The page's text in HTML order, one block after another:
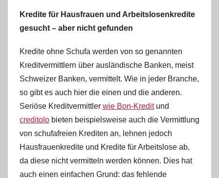
Kredite für Hausfrauen und Arbeitslosenkredite
gesucht – aber nicht gefunden
Kredite ohne Schufa werden von so genannten
Kreditvermittlern über ausländische Banken, meist
Schweizer Banken, vermittelt. Wie in jeder Branche,
so gibt es auch hier die einen und die anderen.
Seriöse Kreditvermittler wie Bon-Kreditund
creditolo bieten beispielsweise auch die Vermittlung
von schufafreien Krediten an, lehnen jedoch
Hausfrauenkredite und Kredite für Arbeitslose ab,
da diese nicht vermitteln werden können. Dies hat
auch einen einfachen Grund: das fehlende